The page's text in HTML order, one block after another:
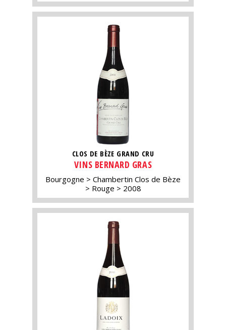
CLOS DE BÈZE GRAND CRU
VINS BERNARD GRAS
Bourgogne
Chambertin Clos de Bèze
Rouge
2008